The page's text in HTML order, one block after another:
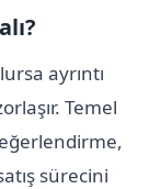
ayrıntı
Temel
sürecini